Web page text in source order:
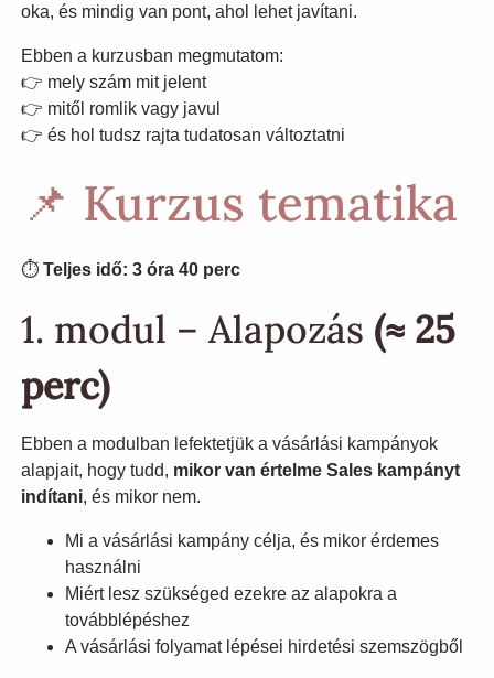
oka, és mindig van pont, ahol lehet javítani.
Ebben a kurzusban megmutatom:
👉 mely szám mit jelent
👉 mitől romlik vagy javul
👉 és hol tudsz rajta tudatosan változtatni
📌 Kurzus tematika
⏱️ Teljes idő: 3 óra 40 perc
1. modul – Alapozás (≈ 25
perc)
Ebben a modulban lefektetjük a vásárlási kampányok
alapjait, hogy tudd, mikor van értelme Sales kampányt
indítani, és mikor nem.
Mi a vásárlási kampány célja, és mikor érdemes
használni
Miért lesz szükséged ezekre az alapokra a
továbblépéshez
A vásárlási folyamat lépései hirdetési szemszögből